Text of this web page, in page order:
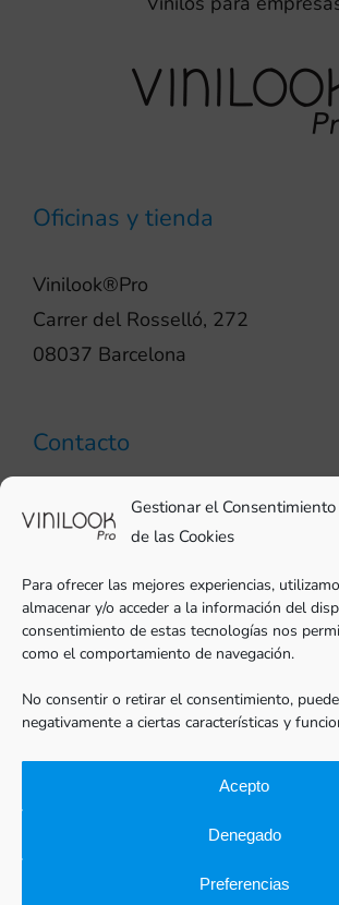
Gestionar el Consentimiento
de las Cookies
Para ofrecer las mejores experiencias,
almacenar y/o acceder a la información del
consentimiento de estas tecnologías nos
como el comportamiento de navegación.
No consentir o retirar el consentimiento,
negativamente a ciertas características y
Acepto
Denegado
Preferencias
Oficinas y tienda
Vinilook®Pro
Carrer del Rosselló, 272
08037 Barcelona
Contacto
pro@vinilook.es
Vinilos decorativos en